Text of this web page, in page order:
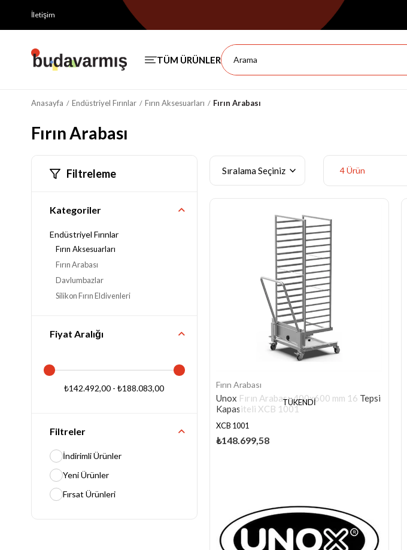
İletişim
Anasayfa Endüstriyel Fırınlar Fırın Aksesuarları Fırın Arabası
Fırın Arabası
Filtreleme
Kategoriler
Endüstriyel Fırınlar
Fırın Aksesuarları
Fırın Arabası
Davlumbazlar
Silikon Fırın Eldivenleri
Fiyat Aralığı
₺142.492,00 - ₺188.083,00
Filtreler
İndirimli Ürünler
Yeni Ürünler
Fırsat Ürünleri
4 Ürün
TÜKENDI
Fırın Arabası
Unox Fırın Arabası, 400x600 mm 16 Tepsi
Kapasiteli XCB 1001
XCB 1001
₺148.699,58